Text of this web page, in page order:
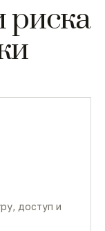
риска
доступ и